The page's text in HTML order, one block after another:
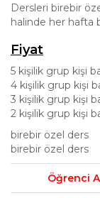
Dersleri birebir
halinde her hafta
Fiyat
5 kişilik grup kişi
4 kişilik grup kişi
3 kişilik grup kişi
2 kişilik grup kişi
birebir özel
birebir özel
Öğrenci